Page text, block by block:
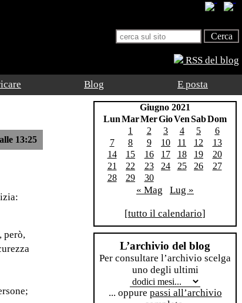
RSS del blog
Blog E posta
13:25
però,
Giugno 2021
LunMarMerGioVenSabDom
1
2 3 4 5
6
7
8 9 10 11 12
13
14
15 16 17 18 19
20
21
22 23 24 25 26
27
28
29 30
« Mag Lug »
[tutto il calendario]
L’archivio del blog
Per consultare l’archivio scelga
uno degli ultimi
... oppure passi all’archivio